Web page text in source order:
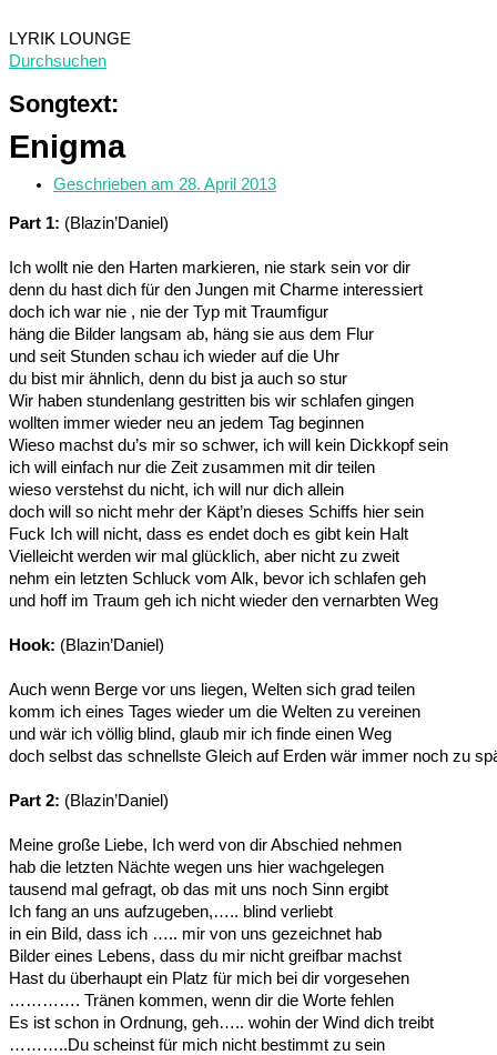
LYRIK LOUNGE
Durchsuchen
Songtext:
Enigma
Geschrieben am 28. April 2013
Part 1: (Blazin’Daniel)
Ich wollt nie den Harten markieren, nie stark sein vor dir
denn du hast dich für den Jungen mit Charme interessiert
doch ich war nie , nie der Typ mit Traumfigur
häng die Bilder langsam ab, häng sie aus dem Flur
und seit Stunden schau ich wieder auf die Uhr
du bist mir ähnlich, denn du bist ja auch so stur
Wir haben stundenlang gestritten bis wir schlafen gingen
wollten immer wieder neu an jedem Tag beginnen
Wieso machst du’s mir so schwer, ich will kein Dickkopf sein
ich will einfach nur die Zeit zusammen mit dir teilen
wieso verstehst du nicht, ich will nur dich allein
doch will so nicht mehr der Käpt’n dieses Schiffs hier sein
Fuck Ich will nicht, dass es endet doch es gibt kein Halt
Vielleicht werden wir mal glücklich, aber nicht zu zweit
nehm ein letzten Schluck vom Alk, bevor ich schlafen geh
und hoff im Traum geh ich nicht wieder den vernarbten Weg
Hook: (Blazin’Daniel)
Auch wenn Berge vor uns liegen, Welten sich grad teilen
komm ich eines Tages wieder um die Welten zu vereinen
und wär ich völlig blind, glaub mir ich finde einen Weg
doch selbst das schnellste Gleich auf Erden wär immer noch zu
Part 2: (Blazin’Daniel)
Meine große Liebe, Ich werd von dir Abschied nehmen
hab die letzten Nächte wegen uns hier wachgelegen
tausend mal gefragt, ob das mit uns noch Sinn ergibt
Ich fang an uns aufzugeben,….. blind verliebt
in ein Bild, dass ich ….. mir von uns gezeichnet hab
Bilder eines Lebens, dass du mir nicht greifbar machst
Hast du überhaupt ein Platz für mich bei dir vorgesehen
…………. Tränen kommen, wenn dir die Worte fehlen
Es ist schon in Ordnung, geh….. wohin der Wind dich treibt
………..Du scheinst für mich nicht bestimmt zu sein